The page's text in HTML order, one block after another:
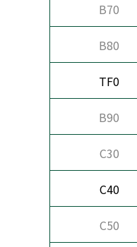
B70
B80
TF0
B90
C30
C40
C50